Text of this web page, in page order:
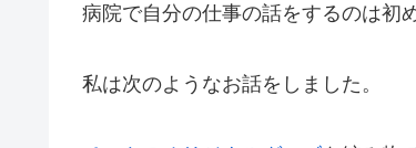
病院で自分の仕事の話をするのは初
私は次のようなお話をしました。